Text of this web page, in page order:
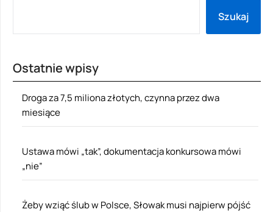
Szukaj
Ostatnie wpisy
Droga za 7,5 miliona złotych, czynna przez dwa
miesiące
Ustawa mówi „tak”, dokumentacja konkursowa mówi
„nie”
Żeby wziąć ślub w Polsce, Słowak musi najpierw pójść